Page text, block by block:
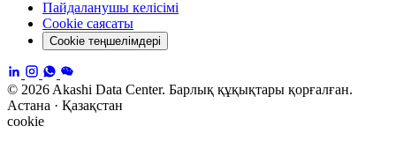
Пайдаланушы келісімі
Cookie саясаты
Cookie теңшелімдері
© 2026 Akashi Data Center. Барлық құқықтары қорғалған.
Астана · Қазақстан
cookie